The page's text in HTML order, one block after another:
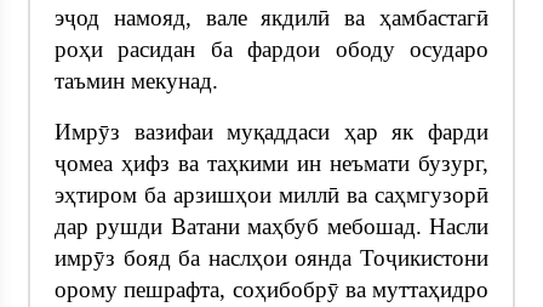
эҷод намояд, вале якдилӣ ва ҳамбастагӣ
роҳи расидан ба фардои ободу осударо
таъмин мекунад.
Имрӯз вазифаи муқаддаси ҳар як фарди
ҷомеа ҳифз ва таҳкими ин неъмати бузург,
эҳтиром ба арзишҳои миллӣ ва саҳмгузорӣ
дар рушди Ватани маҳбуб мебошад. Насли
имрӯз бояд ба наслҳои оянда Тоҷикистони
орому пешрафта, соҳибобрӯ ва муттаҳидро